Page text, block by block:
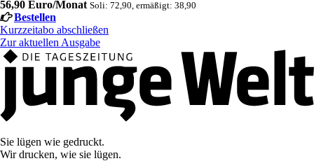
56,90 Euro/Monat Soli: 72,90, ermäßigt: 38,90
Bestellen
Kurzzeitabo abschließen
Zur aktuellen Ausgabe
Sie lügen wie gedruckt.
Wir drucken, wie sie lügen.